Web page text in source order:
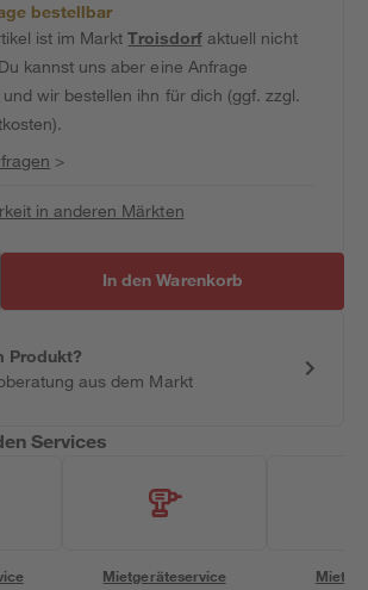
bestellbar
ist im MarktTroisdorfaktuell nicht
kannst uns aber eine Anfrage
wir bestellen ihn für dich (ggf. zzgl.
>
in anderen Märkten
In den Warenkorb
Produkt?
aus dem Markt
Services
Mietgeräteservice